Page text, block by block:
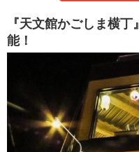
『天文館かごしま横
能！